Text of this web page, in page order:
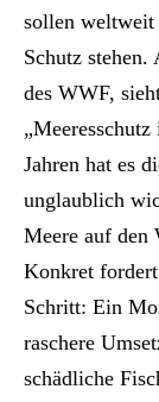
sollen weltweit
Schutz
des WWF,
Jahren hat es
unglaublich
Meere auf den
Konkret
Schritt: Ein
raschere
schädliche